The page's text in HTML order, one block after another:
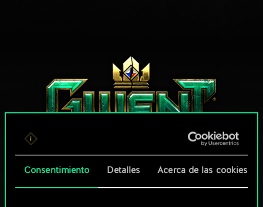
Consentimiento Detalles Acerca de las cookies